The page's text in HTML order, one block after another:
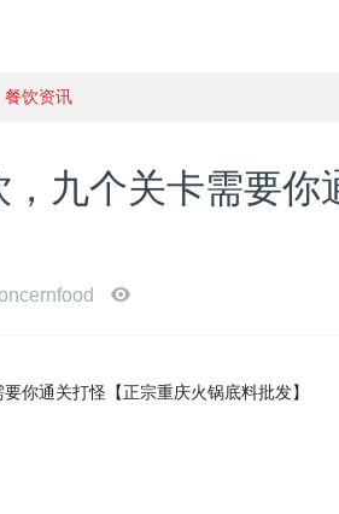
餐饮资讯
，九个关卡需要
你通关打怪【正宗重庆火锅底料批发】